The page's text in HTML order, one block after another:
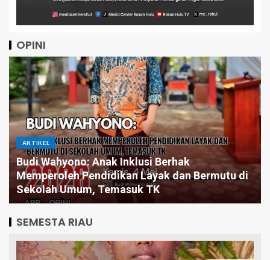
OPINI
ARTIKEL
Pintar Saja Tidak Cukup, Mengapa Birokrasi
Butuh Pemimpin yang Jago Eksekusi
SEMESTA RIAU